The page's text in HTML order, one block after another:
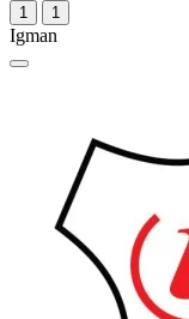
1 1
Igman